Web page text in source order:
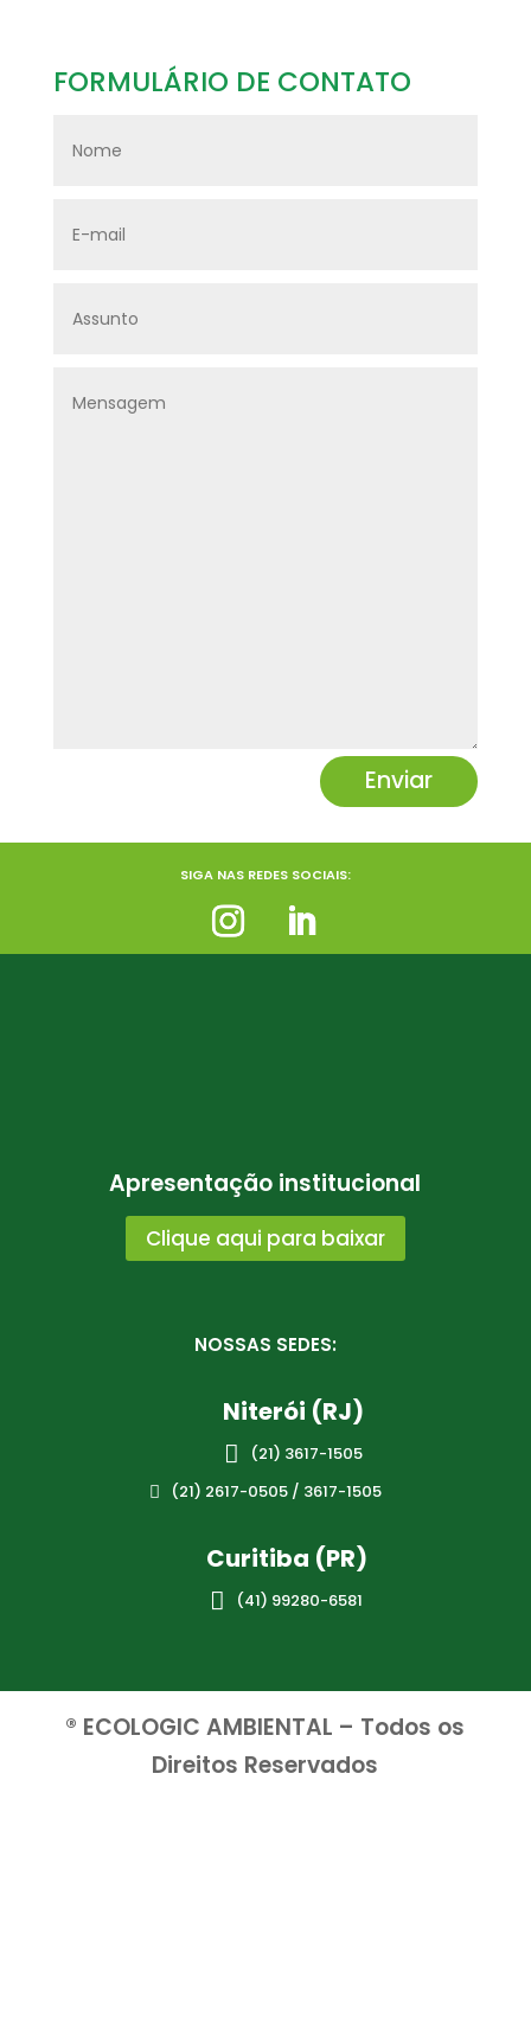
FORMULÁRIO DE CONTATO
Enviar
SIGA NAS REDES SOCIAIS:
Apresentação institucional
Clique aqui para baixar
NOSSAS SEDES:
Niterói (RJ)
 (21) 3617-1505
 (21) 2617-0505 / 3617-1505
Curitiba (PR)
 (41) 99280-6581
® ECOLOGIC AMBIENTAL – Todos os
Direitos Reservados